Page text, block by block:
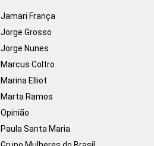
Jamari França
Jorge Grosso
Jorge Nunes
Marcus Coltro
Marina Elliot
Marta Ramos
Opinião
Paula Santa Maria